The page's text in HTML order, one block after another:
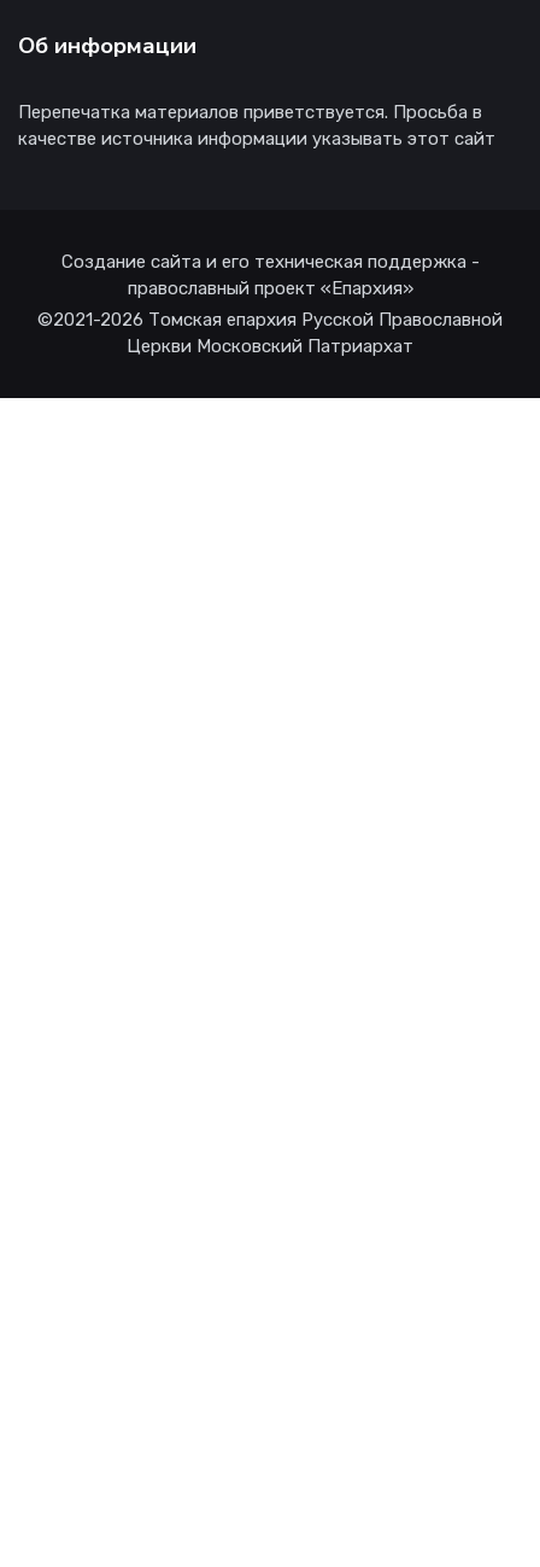
Об информации
Перепечатка материалов приветствуется. Просьба в
качестве источника информации указывать этот сайт
Создание сайта и его техническая поддержка -
православный проект «Епархия»
©2021-2026 Томская епархия Русской Православной
Церкви Московский Патриархат